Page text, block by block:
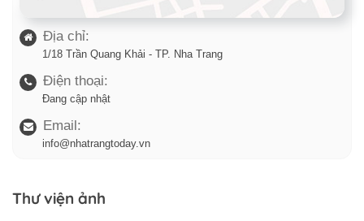
Địa chỉ:
1/18 Trần Quang Khải - TP. Nha Trang
Điện thoại:
Đang cập nhật
Email:
info@nhatrangtoday.vn
Thư viện ảnh